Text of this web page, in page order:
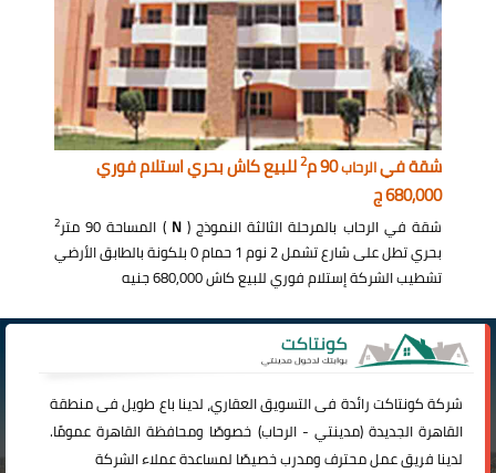
شقة فيالرحاب90 م 2للبيع كاش بحري استلام فوري
680,000 ج
شقة في الرحاب بالمرحلة الثالثة النموذج (N ) المساحة 90 متر 2
بحري تطل على شارع تشمل 2 نوم 1 حمام 0 بلكونة بالطابق الأرضي
تشطيب الشركة إستلام فوري للبيع كاش 680,000 جنيه
شركةكونتاكترائدة فى التسويق العقاري، لدينا باع طويل فى منطقة
القاهرة الجديدة (مدينتي -الرحاب) خصوصًا ومحافظة القاهرة عمومًا.
لدينا فريق عمل محترف ومدرب خصيصًا لمساعدة عملاء الشركة